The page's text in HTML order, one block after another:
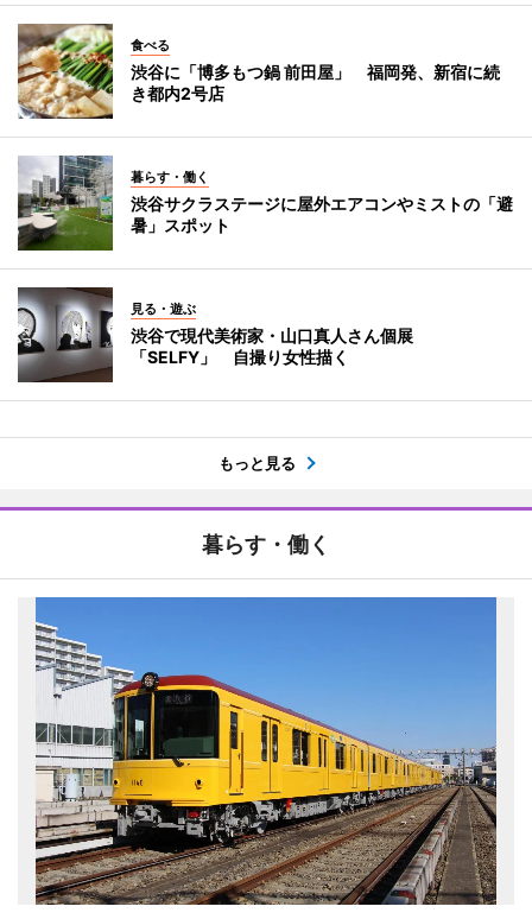
食べる
渋谷に「博多もつ鍋 前田屋」 福岡発、新宿に続
き都内2号店
暮らす・働く
渋谷サクラステージに屋外エアコンやミストの「避
暑」スポット
見る・遊ぶ
渋谷で現代美術家・山口真人さん個展
「SELFY」 自撮り女性描く
もっと見る
暮らす・働く